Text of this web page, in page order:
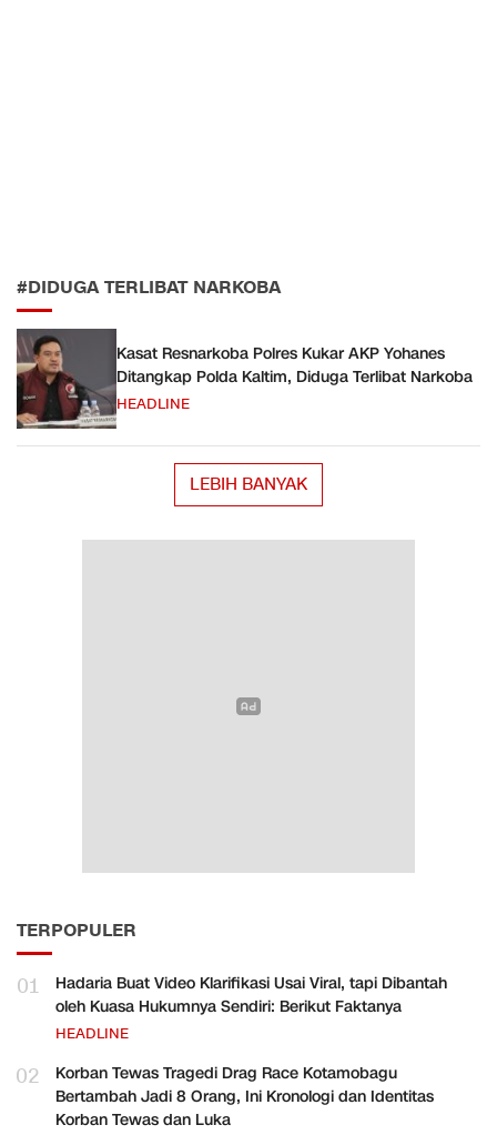
#DIDUGA TERLIBAT NARKOBA
Kasat Resnarkoba Polres Kukar AKP Yohanes
Ditangkap Polda Kaltim, Diduga Terlibat Narkoba
HEADLINE
LEBIH BANYAK
TERPOPULER
01
Hadaria Buat Video Klarifikasi Usai Viral, tapi Dibantah
oleh Kuasa Hukumnya Sendiri: Berikut Faktanya
HEADLINE
02
Korban Tewas Tragedi Drag Race Kotamobagu
Bertambah Jadi 8 Orang, Ini Kronologi dan Identitas
Korban Tewas dan Luka